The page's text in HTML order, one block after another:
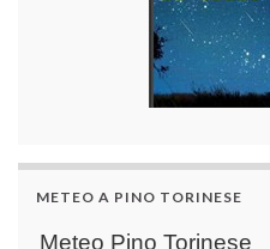
METEO A PINO TORINESE